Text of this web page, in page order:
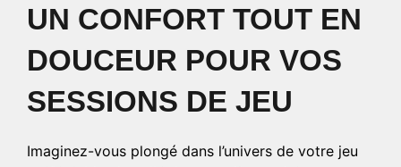
UN CONFORT TOUT EN
DOUCEUR POUR VOS
SESSIONS DE JEU
Imaginez-vous plongé dans l’univers de votre jeu